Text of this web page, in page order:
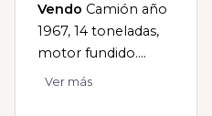
Vendo Camión año
1967, 14 toneladas,
motor fundido....
Ver más